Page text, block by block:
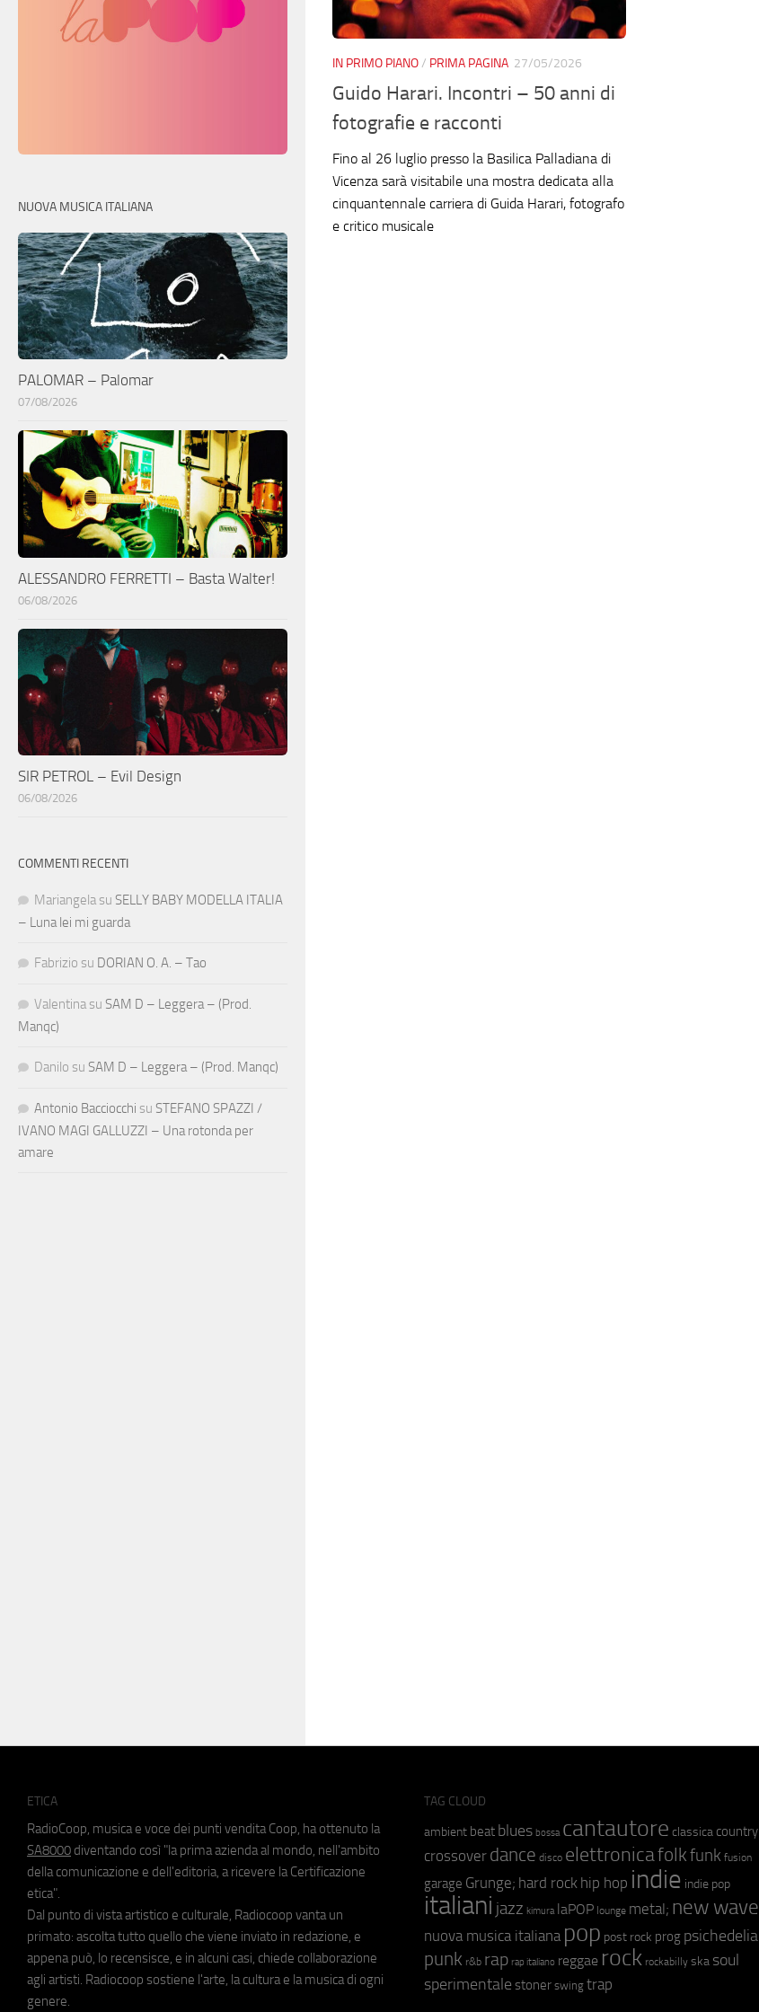
IN PRIMO PIANO/ PRIMA PAGINA 27/05/2026
Guido Harari. Incontri – 50 anni di
fotografie e racconti
Fino al 26 luglio presso la Basilica Palladiana di
Vicenza sarà visitabile una mostra dedicata alla
cinquantennale carriera di Guida Harari, fotografo
e critico musicale
NUOVA MUSICA ITALIANA
PALOMAR – Palomar
07/08/2026
ALESSANDRO FERRETTI – Basta Walter!
06/08/2026
SIR PETROL – Evil Design
06/08/2026
COMMENTI RECENTI
Mariangela su SELLY BABY MODELLA ITALIA
– Luna lei mi guarda
Fabrizio su DORIAN O. A. – Tao
Valentina su SAM D – Leggera – (Prod.
Manqc)
Danilo su SAM D – Leggera – (Prod. Manqc)
Antonio Bacciocchi su STEFANO SPAZZI /
IVANO MAGI GALLUZZI – Una rotonda per
amare
ETICA
RadioCoop, musica e voce dei punti vendita Coop, ha ottenuto la
SA8000 diventando così "la prima azienda al mondo, nell'ambito
della comunicazione e dell'editoria, a ricevere la Certificazione
etica".
Dal punto di vista artistico e culturale, Radiocoop vanta un
primato: ascolta tutto quello che viene inviato in redazione, e
appena può, lo recensisce, e in alcuni casi, chiede collaborazione
agli artisti. Radiocoop sostiene l'arte, la cultura e la musica di ogni
genere.
TAG CLOUD
ambient beat blues bossa cantautore classica country
crossover dance disco elettronicafolkfunk fusion
garage Grunge; hard rock hip hop indie indie pop
italiani jazz kimura laPOP lounge metal; new wave
nuova musica italiana pop post rock prog psichedelia
punk r&b rap rap italiano reggae rock rockabilly ska soul
sperimentale stoner swing trap